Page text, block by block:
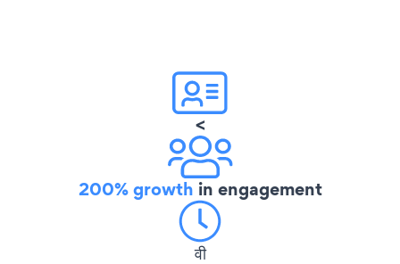
<
200% growth in engagement
वी